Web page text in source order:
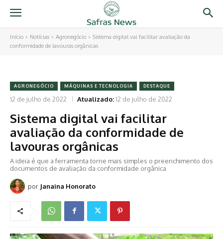
Início Notícias Agronegócio
Sistema digital vai facilitar avaliação da
conformidade de lavouras orgânicas
AGRONEGÓCIO MÁQUINAS E TECNOLOGIA DESTAQUE
12 de julho de 2022 Atualizado:12 de julho de 2022
Sistema digital vai facilitar
avaliação da conformidade de
lavouras orgânicas
A ideia é que a ferramenta torne mais simples o preenchimento dos
documentos de avaliação da conformidade orgânica
por Janaina Honorato